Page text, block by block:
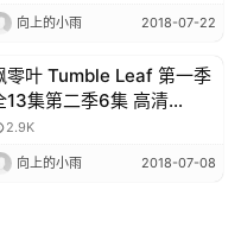
向上的小雨 2018-07-22
3-6岁动画
零叶 Tumble Leaf 第一季
13集第二季6集 高清
年安妮奖+艾美
最佳学龄前动画) / 百度网
2.9K
向上的小雨 2018-07-08